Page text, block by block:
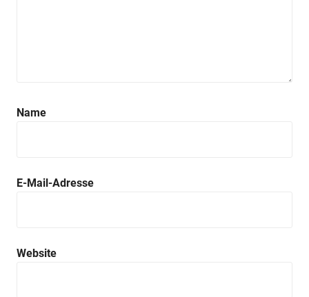
Name
E-Mail-Adresse
Website